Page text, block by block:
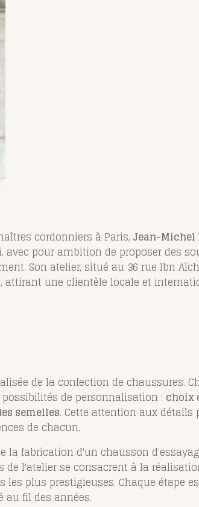
cordonniers à Paris, Jean-Michel
pour ambition de proposer des
Son atelier, situé au 36 rue Ibn
attirant une clientèle locale et
de la confection de chaussures.
de personnalisation : choix
semelles. Cette attention aux détails
de chacun.
la fabrication d'un chausson
l'atelier se consacrent à la
les plus prestigieuses. Chaque étape
fil des années.